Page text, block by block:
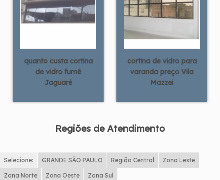
quanto custa cortina
de vidro fumê
Jaguaré
cortina de vidro para
varanda preço Vila
Mazzei
Regiões de Atendimento
Selecione: GRANDE SÃO PAULO Região Central Zona Leste
Zona Norte Zona Oeste Zona Sul